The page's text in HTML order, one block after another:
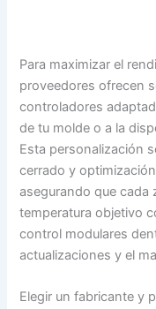
Para maximizar el
proveedores ofrecen
controladores
de tu molde o a la
Esta personalización
cerrado y
asegurando que cada
temperatura objetivo
control modulares
actualizaciones y el
Elegir un fabricante y